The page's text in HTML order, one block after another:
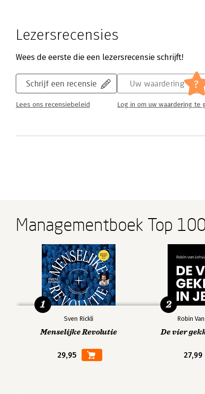
Lezersrecensies
Wees de eerste die een lezersrecensie schrijft!
Schrijf een recensie
Lees ons recensiebeleid
Uw waardering ?
Log in om uw waardering te
Managementboek Top
Sven Rickli
Menselijke Revolutie
29,95
1
Robin
De vier
27,99
2